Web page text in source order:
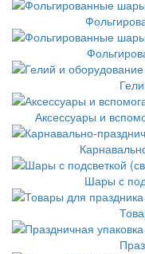
Аксессуары и
Шары с